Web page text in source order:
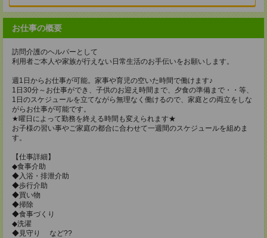
お仕事の概要
訪問介護のヘルパーとして
利用者ご本人や家族が行えない日常生活のお手伝いをお願いします。
週1日からお仕事が可能。家事や育児の空いた時間で働けます♪
1日30分～お仕事ができ、子供のお迎え時間まで、夕食の準備まで・・等、
1日のスケジュールを立てながら無理なく働けるので、家庭との両立をしな
がらお仕事が可能です。
★曜日によって勤務を終える時間も変えられます★
お子様の習い事やご家庭の都合に合わせて一週間のスケジュールを組めま
す。
【仕事詳細】
◆食事介助
◆入浴・排泄介助
◆歩行介助
◆買い物
◆掃除
◆食事づくり
◆洗濯
◆見守り など??